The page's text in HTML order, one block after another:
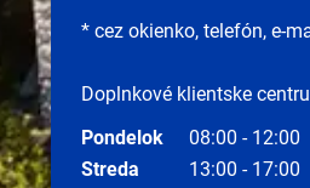
* cez okienko, telefón, e-
Doplnkové klientske
Pondelok
08:00 - 12:00
Streda
13:00 - 17:00